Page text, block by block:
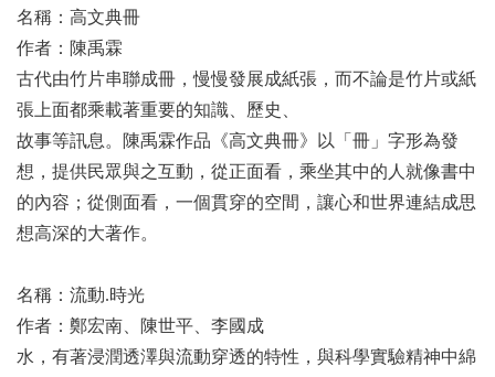
名稱：高文典冊
作者：陳禹霖
古代由竹片串聯成冊，慢慢發展成紙張，而不論是竹片或紙
張上面都乘載著重要的知識、歷史、
故事等訊息。陳禹霖作品《高文典冊》以「冊」字形為發
想，提供民眾與之互動，從正面看，乘坐其中的人就像書中
的內容；從側面看，一個貫穿的空間，讓心和世界連結成思
想高深的大著作。
名稱：流動.時光
作者：鄭宏南、陳世平、李國成
水，有著浸潤透澤與流動穿透的特性，與科學實驗精神中綿